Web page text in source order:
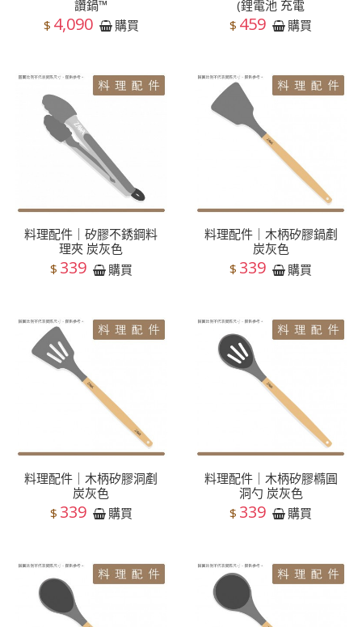
讚鍋™
$ 4,090 購買
(鋰電池 充電
$ 459 購買
料理配件｜矽膠不銹鋼料
理夾 炭灰色
$ 339 購買
料理配件｜木柄矽膠鍋剷
炭灰色
$ 339 購買
料理配件｜木柄矽膠洞剷
炭灰色
$ 339 購買
料理配件｜木柄矽膠橢圓
洞勺 炭灰色
$ 339 購買